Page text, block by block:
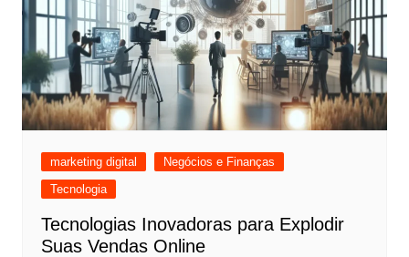
marketing digital
Negócios e Finanças
Tecnologia
Tecnologias Inovadoras para Explodir
Suas Vendas Online